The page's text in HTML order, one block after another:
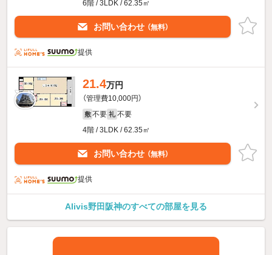
6階 / 3LDK / 62.35㎡
お問い合わせ （無料）
提供
21.4万円
（管理費10,000円）
敷 不要 礼 不要
4階 / 3LDK / 62.35㎡
お問い合わせ （無料）
提供
Alivis野田阪神のすべての部屋を見る